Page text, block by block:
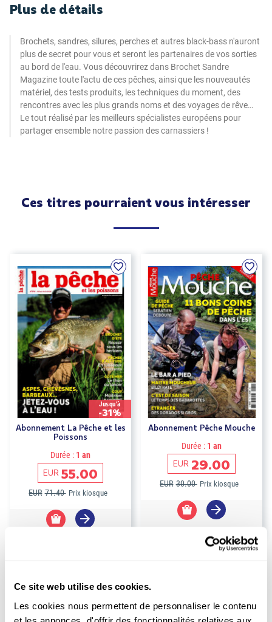
Ce site web utilise des cookies.
Les cookies nous permettent de personnaliser le contenu
et les annonces, d'offrir des fonctionnalités relatives aux
Plus de détails
Brochets, sandres, silures, perches et autres black-bass n'auront
plus de secret pour vous et seront les partenaires de vos sorties
au bord de l'eau. Vous découvrirez dans Brochet Sandre
Magazine toute l'actu de ces pêches, ainsi que les nouveautés
matériel, des tests produits, les techniques du moment, des
rencontres avec les plus grands noms et des voyages de rêve…
Le tout réalisé par les meilleurs spécialistes européens pour
partager ensemble notre passion des carnassiers !
Ces titres pourraient vous intéresser
Jusqu'à
-31%
Abonnement La Pêche et les
Poissons
Durée : 1 an
EUR 55.00
EUR 71.40 Prix kiosque
Abonnement Pêche Mouche
Durée : 1 an
EUR 29.00
EUR 30.00 Prix kiosque